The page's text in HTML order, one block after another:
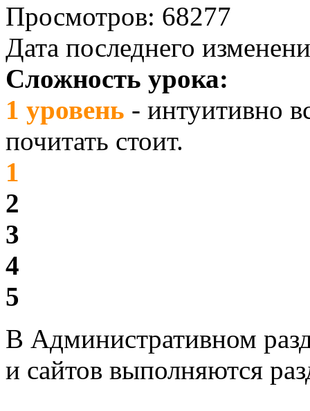
Просмотров: 68277
Дата последнего
Сложность урока:
1 уровень - интуитивно
почитать стоит.
1
2
3
4
5
В Административном
и сайтов выполняются